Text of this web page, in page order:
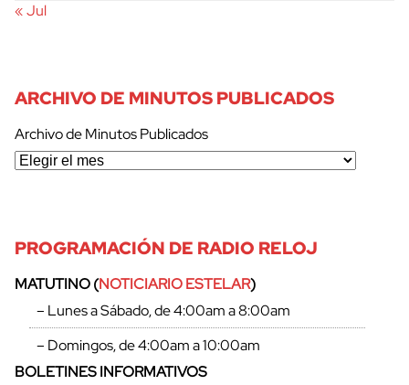
« Jul
ARCHIVO DE MINUTOS PUBLICADOS
Archivo de Minutos Publicados
PROGRAMACIÓN DE RADIO RELOJ
MATUTINO (NOTICIARIO ESTELAR)
– Lunes a Sábado, de 4:00am a 8:00am
– Domingos, de 4:00am a 10:00am
BOLETINES INFORMATIVOS